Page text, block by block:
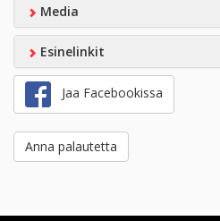
Media
Esinelinkit
Jaa Facebookissa
Anna palautetta